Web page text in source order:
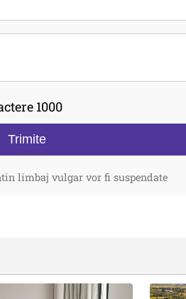
1000
Trimite
limbaj vulgar vor fi suspendate